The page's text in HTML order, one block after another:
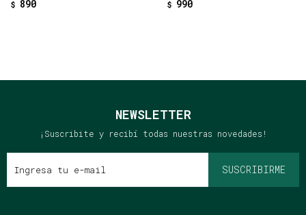
$ 890 $ 990
NEWSLETTER
¡Suscribite y recibí todas nuestras novedades!
SUSCRIBIRME